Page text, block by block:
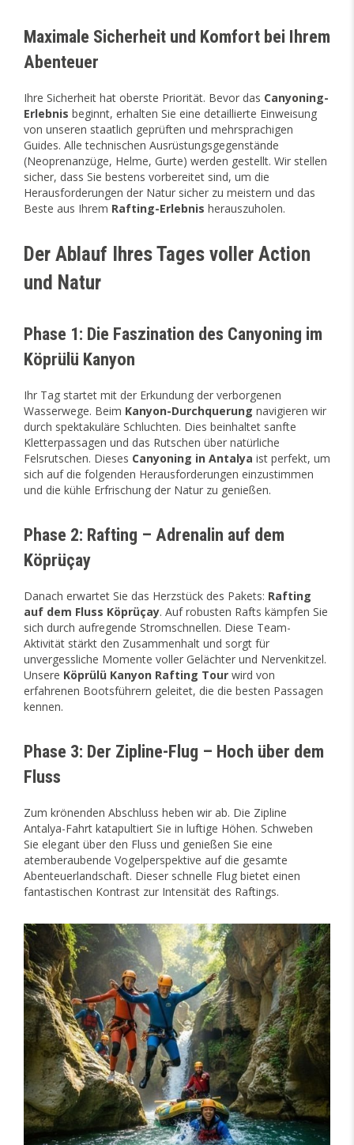
Maximale Sicherheit und Komfort bei Ihrem
Abenteuer
Ihre Sicherheit hat oberste Priorität. Bevor das Canyoning-
Erlebnis beginnt, erhalten Sie eine detaillierte Einweisung
von unseren staatlich geprüften und mehrsprachigen
Guides. Alle technischen Ausrüstungsgegenstände
(Neoprenanzüge, Helme, Gurte) werden gestellt. Wir stellen
sicher, dass Sie bestens vorbereitet sind, um die
Herausforderungen der Natur sicher zu meistern und das
Beste aus Ihrem Rafting-Erlebnis herauszuholen.
Der Ablauf Ihres Tages voller Action
und Natur
Phase 1: Die Faszination des Canyoning im
Köprülü Kanyon
Ihr Tag startet mit der Erkundung der verborgenen
Wasserwege. Beim Kanyon-Durchquerung navigieren wir
durch spektakuläre Schluchten. Dies beinhaltet sanfte
Kletterpassagen und das Rutschen über natürliche
Felsrutschen. Dieses Canyoning in Antalya ist perfekt, um
sich auf die folgenden Herausforderungen einzustimmen
und die kühle Erfrischung der Natur zu genießen.
Phase 2: Rafting – Adrenalin auf dem
Köprüçay
Danach erwartet Sie das Herzstück des Pakets: Rafting
auf dem Fluss Köprüçay. Auf robusten Rafts kämpfen Sie
sich durch aufregende Stromschnellen. Diese Team-
Aktivität stärkt den Zusammenhalt und sorgt für
unvergessliche Momente voller Gelächter und Nervenkitzel.
Unsere Köprülü Kanyon Rafting Tour wird von
erfahrenen Bootsführern geleitet, die die besten Passagen
kennen.
Phase 3: Der Zipline-Flug – Hoch über dem
Fluss
Zum krönenden Abschluss heben wir ab. Die Zipline
Antalya-Fahrt katapultiert Sie in luftige Höhen. Schweben
Sie elegant über den Fluss und genießen Sie eine
atemberaubende Vogelperspektive auf die gesamte
Abenteuerlandschaft. Dieser schnelle Flug bietet einen
fantastischen Kontrast zur Intensität des Raftings.